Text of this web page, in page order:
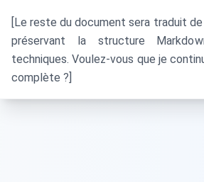
[Le reste du document sera traduit de
préservant la structure
techniques. Voulez-vous que je
complète ?]